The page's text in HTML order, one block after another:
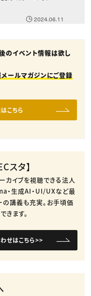
2024.06.11
のイベント情報は欲し
ールマガジンにご登録
こちら
スタ】
カイブを視聴できる法人
・生成AI・UI/UXなど最
の講義も充実。​お手頃価
きます。​
せはこちら>>